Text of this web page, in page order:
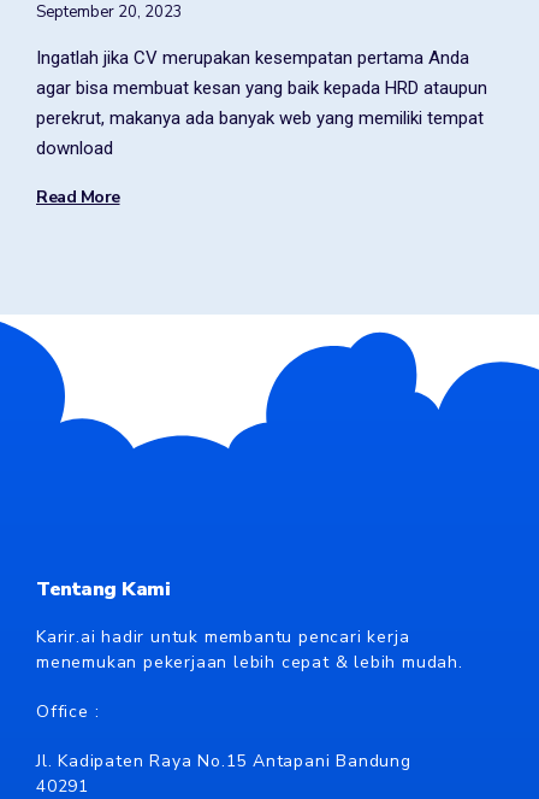
September 20, 2023
Ingatlah jika CV merupakan kesempatan pertama Anda
agar bisa membuat kesan yang baik kepada HRD ataupun
perekrut, makanya ada banyak web yang memiliki tempat
download
Read More
Tentang Kami
Karir.ai hadir untuk membantu pencari kerja
menemukan pekerjaan lebih cepat & lebih mudah.
Office :
Jl. Kadipaten Raya No.15 Antapani Bandung
40291